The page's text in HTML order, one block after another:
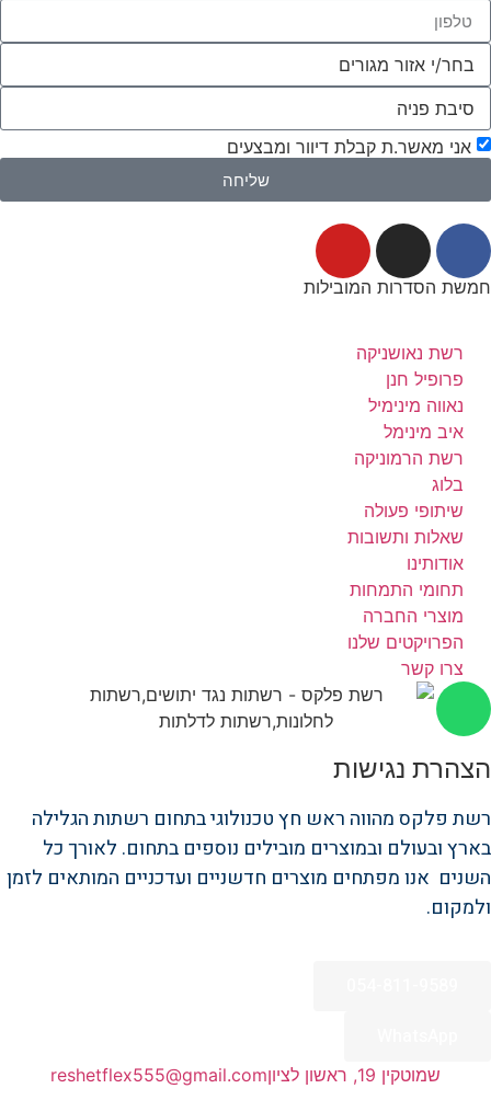
אני מאשר.ת קבלת דיוור ומבצעים
שליחה
חמשת הסדרות המובילות
רשת נאושניקה
פרופיל חנן
נאווה מינימיל
איב מינימל
רשת הרמוניקה
בלוג
שיתופי פעולה
שאלות ותשובות
אודותינו
תחומי התמחות
מוצרי החברה
הפרויקטים שלנו
צרו קשר
הצהרת נגישות
רשת פלקס מהווה ראש חץ טכנולוגי בתחום רשתות הגלילה
בארץ ובעולם ובמוצרים מובילים נוספים בתחום. לאורך כל
השנים אנו מפתחים מוצרים חדשניים ועדכניים המותאים לזמן
ולמקום.
שמוטקין 19, ראשון לציון reshetflex555@gmail.com